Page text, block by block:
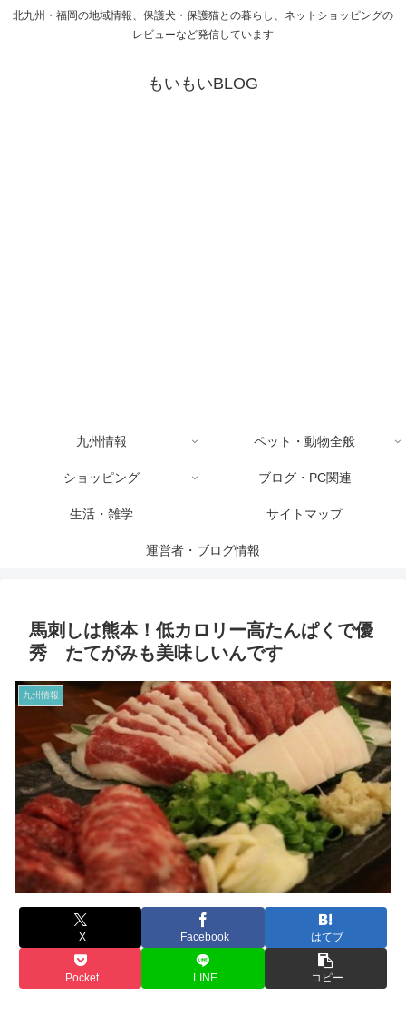
北九州・福岡の地域情報、保護犬・保護猫との暮らし、ネットショッピングの
レビューなど発信しています
もいもいBLOG
九州情報 ペット・動物全般
ショッピング ブログ・PC関連
生活・雑学 サイトマップ
運営者・ブログ情報
馬刺しは熊本！低カロリー高たんぱくで優
秀 たてがみも美味しいんです
九州情報
X Facebook はてブ
Pocket LINE コピー